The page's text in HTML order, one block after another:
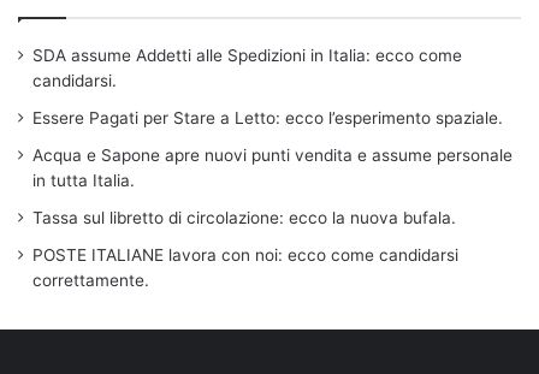
SDA assume Addetti alle Spedizioni in Italia: ecco come
candidarsi.
Essere Pagati per Stare a Letto: ecco l’esperimento spaziale.
Acqua e Sapone apre nuovi punti vendita e assume personale
in tutta Italia.
Tassa sul libretto di circolazione: ecco la nuova bufala.
POSTE ITALIANE lavora con noi: ecco come candidarsi
correttamente.